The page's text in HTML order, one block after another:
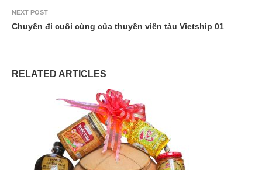
NEXT POST
Chuyến đi cuối cùng của thuyền viên tàu Vietship 01
RELATED ARTICLES